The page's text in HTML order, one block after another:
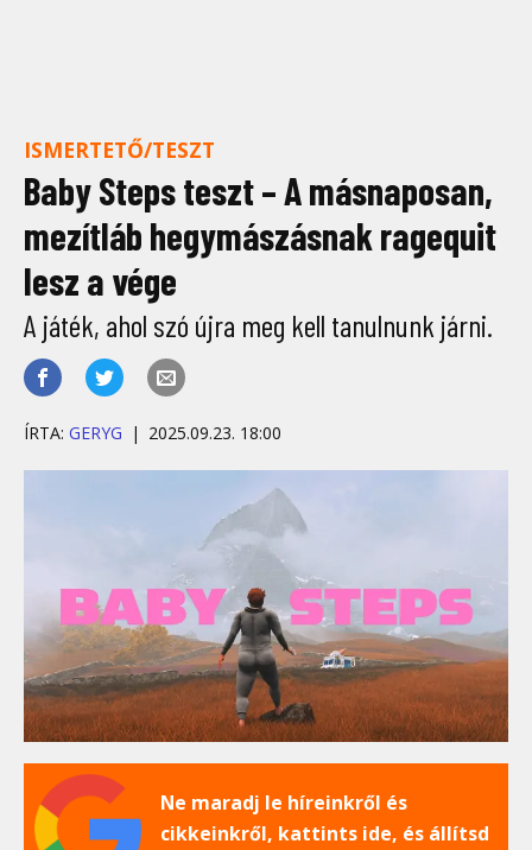
ISMERTETŐ/TESZT
Baby Steps teszt – A másnaposan,
mezítláb hegymászásnak ragequit
lesz a vége
A játék, ahol szó újra meg kell tanulnunk járni.
ÍRTA: GERYG 2025.09.23. 18:00
Ne maradj le híreinkről és
cikkeinkről, kattints ide, és állítsd